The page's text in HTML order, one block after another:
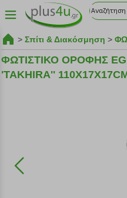
> Σπίτι & Διακόσμηση >
ΦΩΤΙΣΤΙΚΟ ΟΡΟΦΗΣ
'TAKHIRA''